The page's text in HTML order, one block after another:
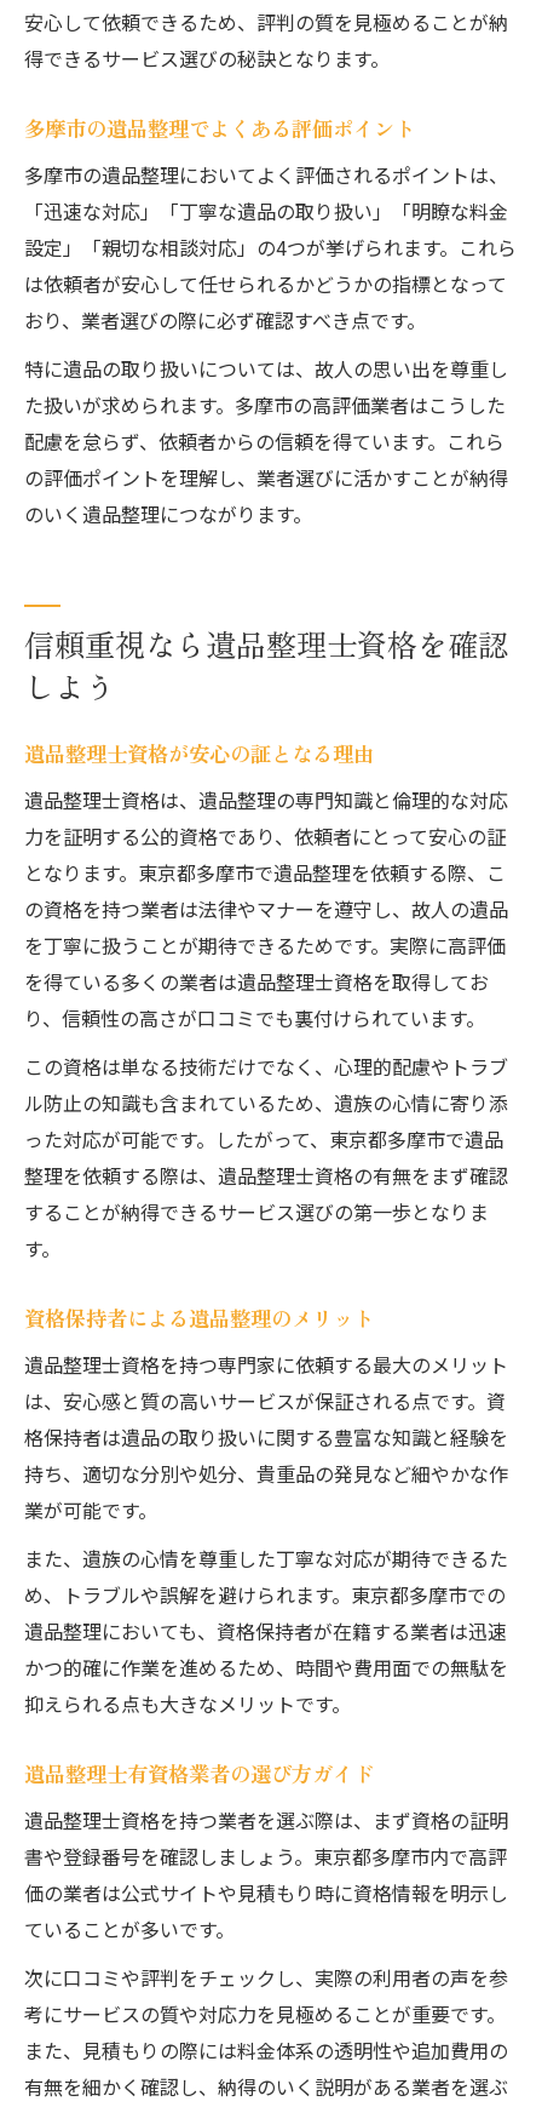
安心して依頼できるため、評判の質を見極めることが納
得できるサービス選びの秘訣となります。
多摩市の遺品整理でよくある評価ポイント
多摩市の遺品整理においてよく評価されるポイントは、
「迅速な対応」「丁寧な遺品の取り扱い」「明瞭な料金
設定」「親切な相談対応」の4つが挙げられます。これら
は依頼者が安心して任せられるかどうかの指標となって
おり、業者選びの際に必ず確認すべき点です。
特に遺品の取り扱いについては、故人の思い出を尊重し
た扱いが求められます。多摩市の高評価業者はこうした
配慮を怠らず、依頼者からの信頼を得ています。これら
の評価ポイントを理解し、業者選びに活かすことが納得
のいく遺品整理につながります。
信頼重視なら遺品整理士資格を確認
しよう
遺品整理士資格が安心の証となる理由
遺品整理士資格は、遺品整理の専門知識と倫理的な対応
力を証明する公的資格であり、依頼者にとって安心の証
となります。東京都多摩市で遺品整理を依頼する際、こ
の資格を持つ業者は法律やマナーを遵守し、故人の遺品
を丁寧に扱うことが期待できるためです。実際に高評価
を得ている多くの業者は遺品整理士資格を取得してお
り、信頼性の高さが口コミでも裏付けられています。
この資格は単なる技術だけでなく、心理的配慮やトラブ
ル防止の知識も含まれているため、遺族の心情に寄り添
った対応が可能です。したがって、東京都多摩市で遺品
整理を依頼する際は、遺品整理士資格の有無をまず確認
することが納得できるサービス選びの第一歩となりま
す。
資格保持者による遺品整理のメリット
遺品整理士資格を持つ専門家に依頼する最大のメリット
は、安心感と質の高いサービスが保証される点です。資
格保持者は遺品の取り扱いに関する豊富な知識と経験を
持ち、適切な分別や処分、貴重品の発見など細やかな作
業が可能です。
また、遺族の心情を尊重した丁寧な対応が期待できるた
め、トラブルや誤解を避けられます。東京都多摩市での
遺品整理においても、資格保持者が在籍する業者は迅速
かつ的確に作業を進めるため、時間や費用面での無駄を
抑えられる点も大きなメリットです。
遺品整理士有資格業者の選び方ガイド
遺品整理士資格を持つ業者を選ぶ際は、まず資格の証明
書や登録番号を確認しましょう。東京都多摩市内で高評
価の業者は公式サイトや見積もり時に資格情報を明示し
ていることが多いです。
次に口コミや評判をチェックし、実際の利用者の声を参
考にサービスの質や対応力を見極めることが重要です。
また、見積もりの際には料金体系の透明性や追加費用の
有無を細かく確認し、納得のいく説明がある業者を選ぶ